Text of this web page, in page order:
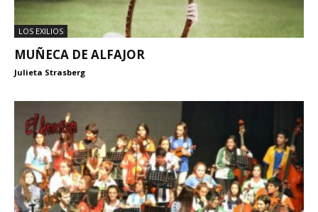
LOS EXILIOS
MUÑECA DE ALFAJOR
Julieta Strasberg